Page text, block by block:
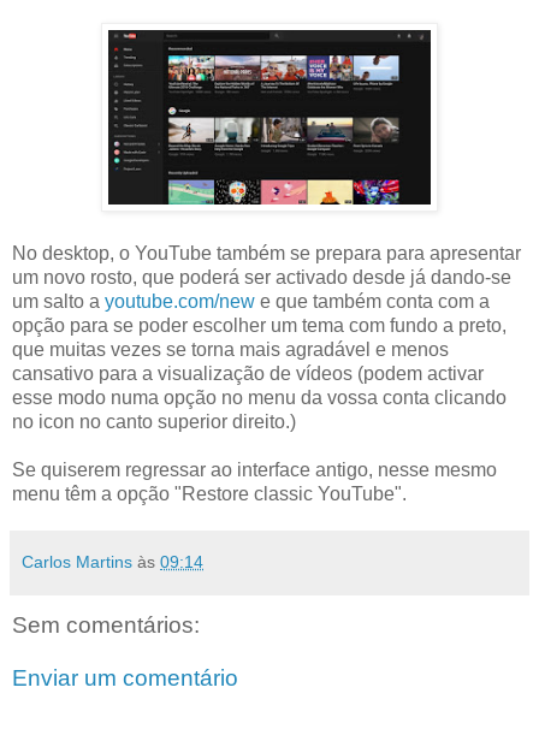
No desktop, o YouTube também se prepara para apresentar
um novo rosto, que poderá ser activado desde já dando-se
um salto a youtube.com/new e que também conta com a
opção para se poder escolher um tema com fundo a preto,
que muitas vezes se torna mais agradável e menos
cansativo para a visualização de vídeos (podem activar
esse modo numa opção no menu da vossa conta clicando
no icon no canto superior direito.)
Se quiserem regressar ao interface antigo, nesse mesmo
menu têm a opção "Restore classic YouTube".
Carlos Martins às 09:14
Sem comentários:
Enviar um comentário